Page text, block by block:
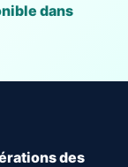
dans
des